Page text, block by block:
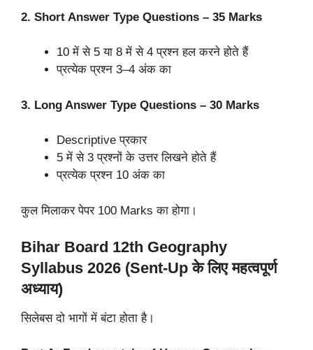
2. Short Answer Type Questions – 35 Marks
10 में से 5 या 8 में से 4 प्रश्न हल करने होते हैं
प्रत्येक प्रश्न 3–4 अंक का
3. Long Answer Type Questions – 30 Marks
Descriptive प्रकार
5 में से 3 प्रश्नों के उत्तर लिखने होते हैं
प्रत्येक प्रश्न 10 अंक का
कुल मिलाकर पेपर 100 Marks का होगा।
Bihar Board 12th Geography
Syllabus 2026 (Sent-Up के लिए महत्वपूर्ण
अध्याय)
सिलेबस दो भागों में बंटा होता है।